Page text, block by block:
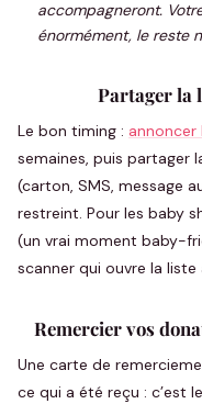
accompagneront.
énormément, le reste
Partager la
Le bon timing : annoncer
semaines, puis partager
(carton, SMS, message
restreint. Pour les baby
(un vrai moment baby-
scanner qui ouvre la
Remercier vos
Une carte de
ce qui a été reçu : c’est